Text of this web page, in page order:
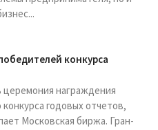
конкурса
церемония награждения
годовых отчетов,
Московская биржа. Гран-